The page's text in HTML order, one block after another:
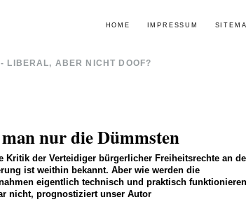
LIBERAL, ABER NICHT DOOF?
HOME IMPRESSUM
nur die Dümmsten
Kritik der Verteidiger bürgerlicher Freiheitsrechte an
ist weithin bekannt. Aber wie werden die
eigentlich technisch und praktisch
nicht, prognostiziert unser Autor